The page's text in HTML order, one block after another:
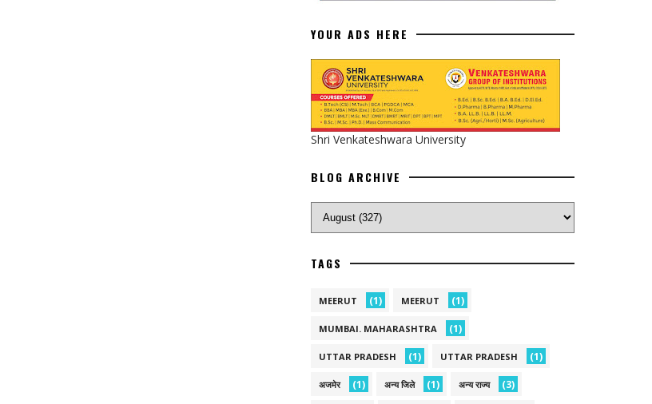
YOUR ADS HERE
Shri Venkateshwara University
BLOG ARCHIVE
TAGS
MEERUT (1) MEERUT (1)
MUMBAI. MAHARASHTRA (1)
UTTAR PRADESH (1) UTTAR PRADESH (1)
अजमेर (1) अन्य जिले (1) अन्य राज्य (3)